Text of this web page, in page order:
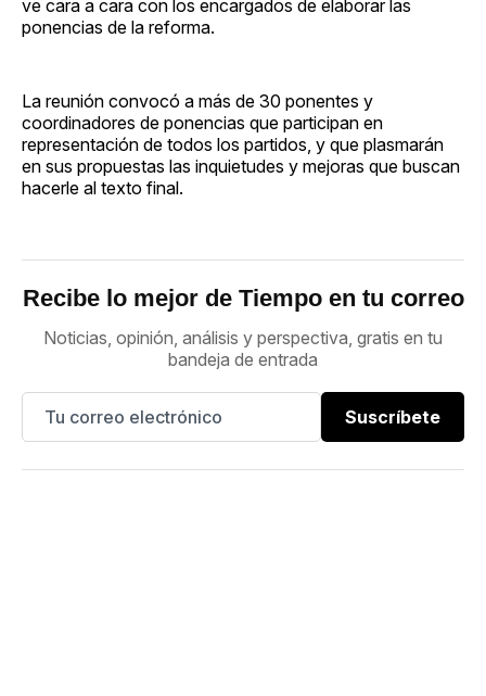
ve cara a cara con los encargados de elaborar las
ponencias de la reforma.
La reunión convocó a más de 30 ponentes y
coordinadores de ponencias que participan en
representación de todos los partidos, y que plasmarán
en sus propuestas las inquietudes y mejoras que buscan
hacerle al texto final.
Recibe lo mejor de Tiempo en tu correo
Noticias, opinión, análisis y perspectiva, gratis en tu
bandeja de entrada
Suscríbete